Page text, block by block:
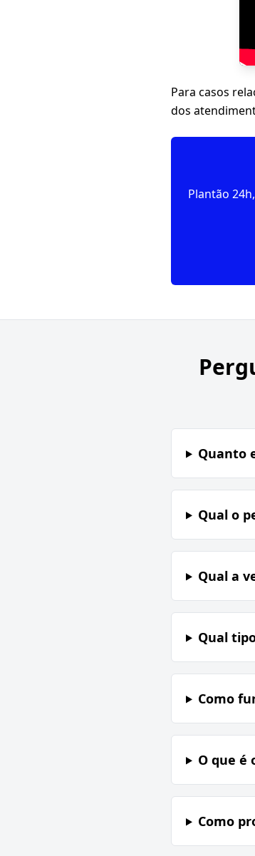
Para casos
dos
Plantão
Quanto
Qual o
Qual a
Qual
Como
O que é
Como